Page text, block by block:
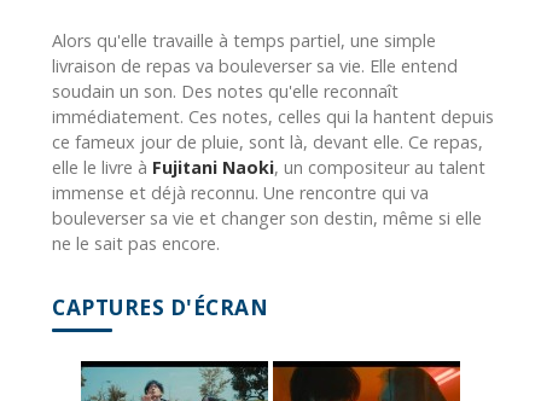
Alors qu'elle travaille à temps partiel, une simple
livraison de repas va bouleverser sa vie. Elle entend
soudain un son. Des notes qu'elle reconnaît
immédiatement. Ces notes, celles qui la hantent depuis
ce fameux jour de pluie, sont là, devant elle. Ce repas,
elle le livre à Fujitani Naoki, un compositeur au talent
immense et déjà reconnu. Une rencontre qui va
bouleverser sa vie et changer son destin, même si elle
ne le sait pas encore.
CAPTURES D'ÉCRAN